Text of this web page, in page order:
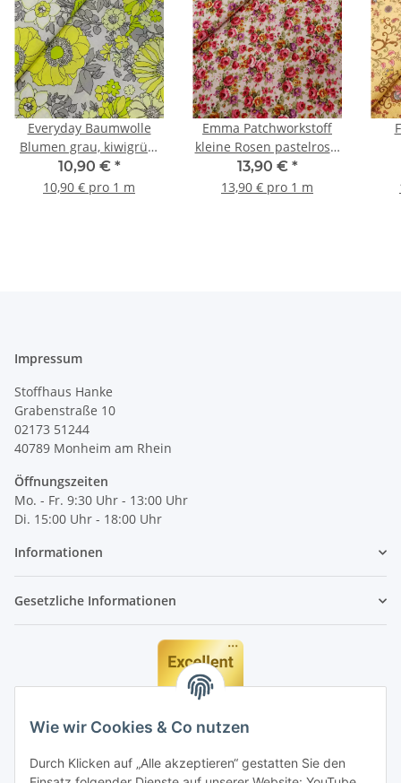
Wie wir Cookies & Co nutzen
Durch Klicken auf „Alle akzeptieren“ gestatten Sie den
Everyday Baumwolle
Blumen grau, kiwigrün,
gelb
10,90 € *
10,90 € pro 1 m
Emma Patchworkstoff
kleine Rosen pastelrosa,
pink, gelb, grün
13,90 € *
13,90 € pro 1 m
Impressum
Stoffhaus Hanke
Grabenstraße 10
02173 51244
40789 Monheim am Rhein
Öffnungszeiten
Mo. - Fr. 9:30 Uhr - 13:00 Uhr
Di. 15:00 Uhr - 18:00 Uhr
Informationen
Gesetzliche Informationen